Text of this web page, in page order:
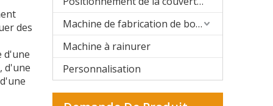
des
d'une
d'une
Machine de fabrication de boîtes rigides semi-automatique
Machine à rainurer
Personnalisation